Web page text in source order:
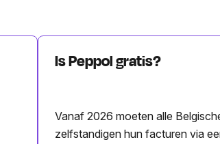
Is Peppol gratis?
Vanaf 2026 moeten alle
zelfstandigen hun facturen via